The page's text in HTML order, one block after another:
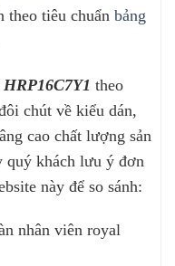
theo tiêu chuẩn bảng
theo
chút về kiểu dán,
cao chất lượng sản
quý khách lưu ý đơn
này để so sánh:
nhân viên royal